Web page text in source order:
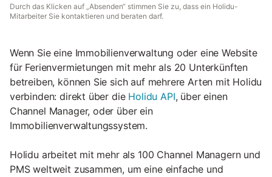
Durch das Klicken auf „Absenden“ stimmen Sie zu, dass ein Holidu-
Mitarbeiter Sie kontaktieren und beraten darf.
Wenn Sie eine Immobilienverwaltung oder eine Website
für Ferienvermietungen mit mehr als 20 Unterkünften
betreiben, können Sie sich auf mehrere Arten mit Holidu
verbinden: direkt über die Holidu API, über einen
Channel Manager, oder über ein
Immobilienverwaltungssystem.
Holidu arbeitet mit mehr als 100 Channel Managern und
PMS weltweit zusammen, um eine einfache und